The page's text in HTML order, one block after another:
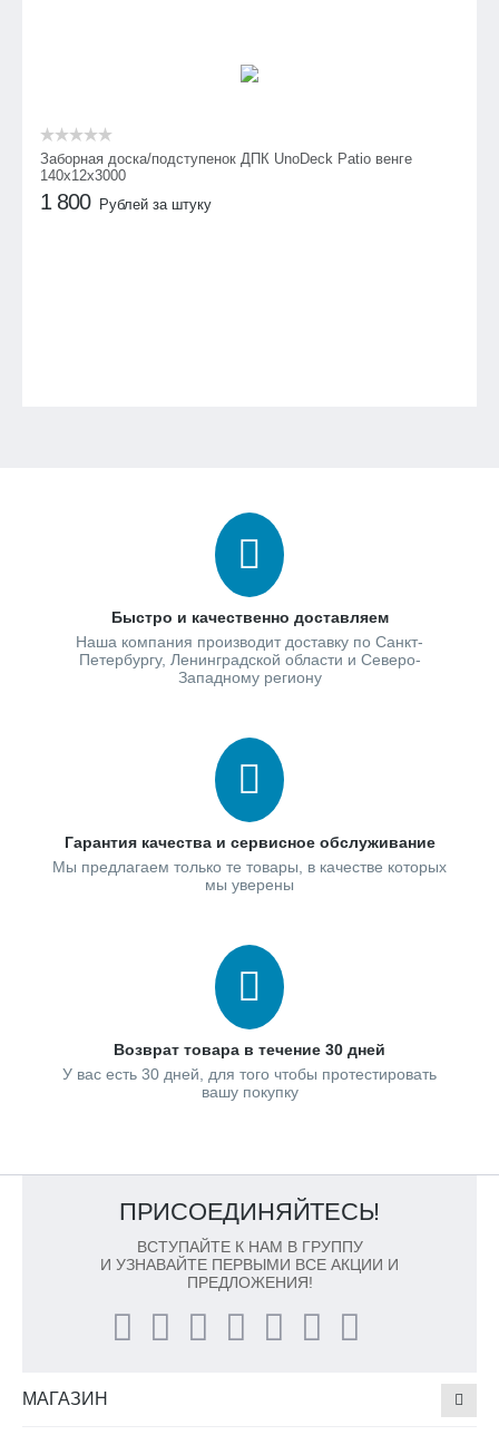
Заборная доска/подступенок ДПК UnoDeck Patio венге
140х12х3000
1 800 Рублей за штуку
Быстро и качественно доставляем
Наша компания производит доставку по Санкт-
Петербургу, Ленинградской области и Северо-
Западному региону
Гарантия качества и сервисное обслуживание
Мы предлагаем только те товары, в качестве которых
мы уверены
Возврат товара в течение 30 дней
У вас есть 30 дней, для того чтобы протестировать
вашу покупку
ПРИСОЕДИНЯЙТЕСЬ!
ВСТУПАЙТЕ К НАМ В ГРУППУ
И УЗНАВАЙТЕ ПЕРВЫМИ ВСЕ АКЦИИ И
ПРЕДЛОЖЕНИЯ!
МАГАЗИН